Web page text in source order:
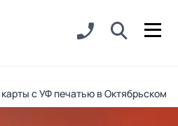
с УФ печатью в Октябрьском